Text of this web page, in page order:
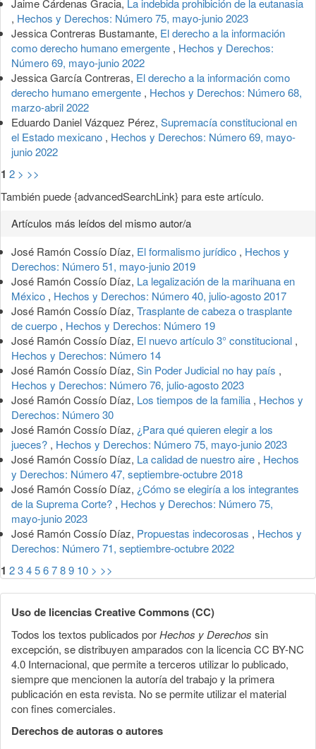
Jaime Cárdenas Gracia, La indebida prohibición de la eutanasia
, Hechos y Derechos: Número 75, mayo-junio 2023
Jessica Contreras Bustamante, El derecho a la información
como derecho humano emergente , Hechos y Derechos:
Número 69, mayo-junio 2022
Jessica García Contreras, El derecho a la información como
derecho humano emergente , Hechos y Derechos: Número 68,
marzo-abril 2022
Eduardo Daniel Vázquez Pérez, Supremacía constitucional en
el Estado mexicano , Hechos y Derechos: Número 69, mayo-
junio 2022
1 2 > >>
También puede {advancedSearchLink} para este artículo.
Artículos más leídos del mismo autor/a
José Ramón Cossío Díaz, El formalismo jurídico , Hechos y
Derechos: Número 51, mayo-junio 2019
José Ramón Cossío Díaz, La legalización de la marihuana en
México , Hechos y Derechos: Número 40, julio-agosto 2017
José Ramón Cossío Díaz, Trasplante de cabeza o trasplante
de cuerpo , Hechos y Derechos: Número 19
José Ramón Cossío Díaz, El nuevo artículo 3° constitucional ,
Hechos y Derechos: Número 14
José Ramón Cossío Díaz, Sin Poder Judicial no hay país ,
Hechos y Derechos: Número 76, julio-agosto 2023
José Ramón Cossío Díaz, Los tiempos de la familia , Hechos y
Derechos: Número 30
José Ramón Cossío Díaz, ¿Para qué quieren elegir a los
jueces? , Hechos y Derechos: Número 75, mayo-junio 2023
José Ramón Cossío Díaz, La calidad de nuestro aire , Hechos
y Derechos: Número 47, septiembre-octubre 2018
José Ramón Cossío Díaz, ¿Cómo se elegiría a los integrantes
de la Suprema Corte? , Hechos y Derechos: Número 75,
mayo-junio 2023
José Ramón Cossío Díaz, Propuestas indecorosas , Hechos y
Derechos: Número 71, septiembre-octubre 2022
1 23456789 10 > >>
Uso de licencias Creative Commons (CC)
Todos los textos publicados porHechos y Derechos sin
excepción, se distribuyen amparados con la licencia CC BY-NC
4.0 Internacional, que permite a terceros utilizar lo publicado,
siempre que mencionen la autoría del trabajo y la primera
publicación en esta revista. No se permite utilizar el material
con fines comerciales.
Derechos de autoras o autores